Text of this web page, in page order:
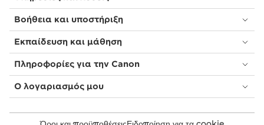
Βοήθεια και υποστήριξη
Εκπαίδευση και μάθηση
Πληροφορίες για την Canon
Ο λογαριασμός μου